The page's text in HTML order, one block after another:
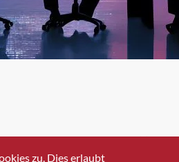
IMPRESSUM
zu. Dies erlaubt